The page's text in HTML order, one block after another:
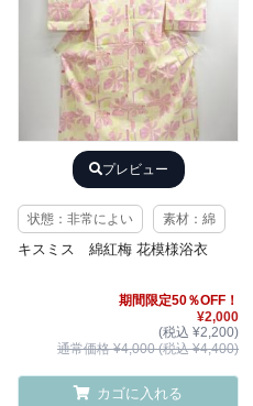
プレビュー
状態：非常によい 素材：綿
キスミス 綿紅梅 花模様浴衣
期間限定50％OFF！
¥2,000
(税込 ¥2,200)
通常価格 ¥4,000 (税込 ¥4,400)
カゴに入れる